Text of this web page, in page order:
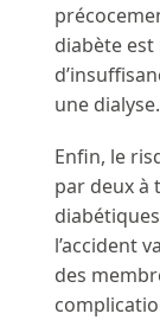
diabète est
une dialyse.
Enfin, le
par deux à
l’accident
des